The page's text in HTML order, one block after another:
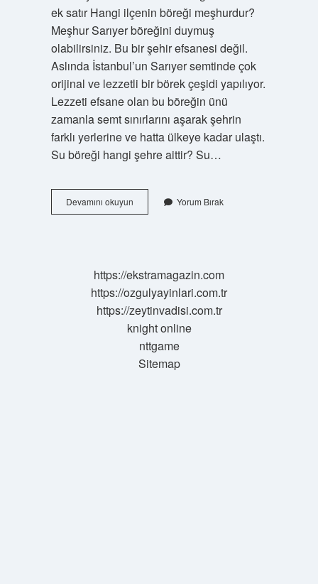
ek satır Hangi ilçenin böreği meşhurdur?
Meşhur Sarıyer böreğini duymuş
olabilirsiniz. Bu bir şehir efsanesi değil.
Aslında İstanbul’un Sarıyer semtinde çok
orijinal ve lezzetli bir börek çeşidi yapılıyor.
Lezzeti efsane olan bu böreğin ünü
zamanla semt sınırlarını aşarak şehrin
farklı yerlerine ve hatta ülkeye kadar ulaştı.
Su böreği hangi şehre aittir? Su…
Devamını okuyunAdana
Böreği
Yorum Bırak
https://ekstramagazin.com
https://ozgulyayinlari.com.tr
https://zeytinvadisi.com.tr
knight online
nttgame
Sitemap